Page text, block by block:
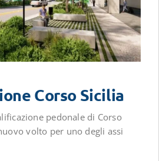
Corso Sicilia
pedonale di Corso
volto per uno degli assi